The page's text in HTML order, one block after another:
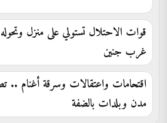
قوات الاحتلال تستولي على منزل
غرب جنين
مدن وبلدات بالضفة